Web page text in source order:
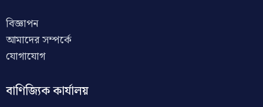
বিজ্ঞাপন
আমাদের সম্পর্কে
যোগাযোগ
বাণিজ্যিক কার্যালয়